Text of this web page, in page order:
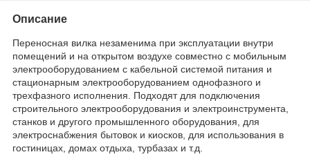
Описание
Переносная вилка незаменима при эксплуатации внутри
помещений и на открытом воздухе совместно с мобильным
электрооборудованием с кабельной системой питания и
стационарным электрооборудованием однофазного и
трехфазного исполнения. Подходят для подключения
строительного электрооборудования и электроинструмента,
станков и другого промышленного оборудования, для
электроснабжения бытовок и киосков, для использования в
гостиницах, домах отдыха, турбазах и т.д.